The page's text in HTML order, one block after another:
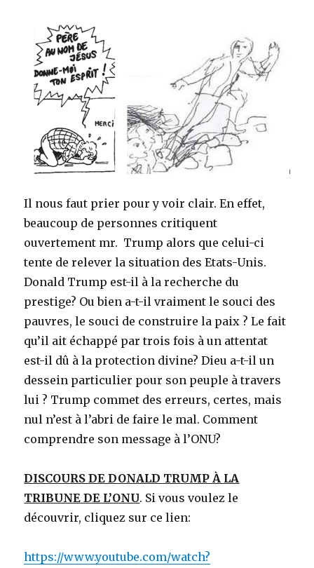
Il nous faut prier pour y voir clair. En effet,
beaucoup de personnes critiquent
ouvertement mr. Trump alors que celui-ci
tente de relever la situation des Etats-Unis.
Donald Trump est-il à la recherche du
prestige? Ou bien a-t-il vraiment le souci des
pauvres, le souci de construire la paix ? Le fait
qu’il ait échappé par trois fois à un attentat
est-il dû à la protection divine? Dieu a-t-il un
dessein particulier pour son peuple à travers
lui ? Trump commet des erreurs, certes, mais
nul n’est à l’abri de faire le mal. Comment
comprendre son message à l’ONU?
DISCOURS DE DONALD TRUMP À LA
TRIBUNE DE L’ONU. Si vous voulez le
découvrir, cliquez sur ce lien:
https://www.youtube.com/watch?